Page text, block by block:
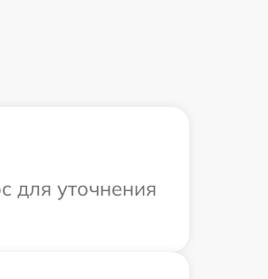
для уточнения